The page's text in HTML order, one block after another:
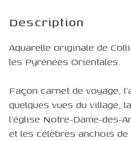
Description
Aquarelle originale de
les Pyrénées Orientales.
Façon carnet de voyage,
quelques vues du village,
l’église Notre-Dame-des-
et les célèbres anchois de